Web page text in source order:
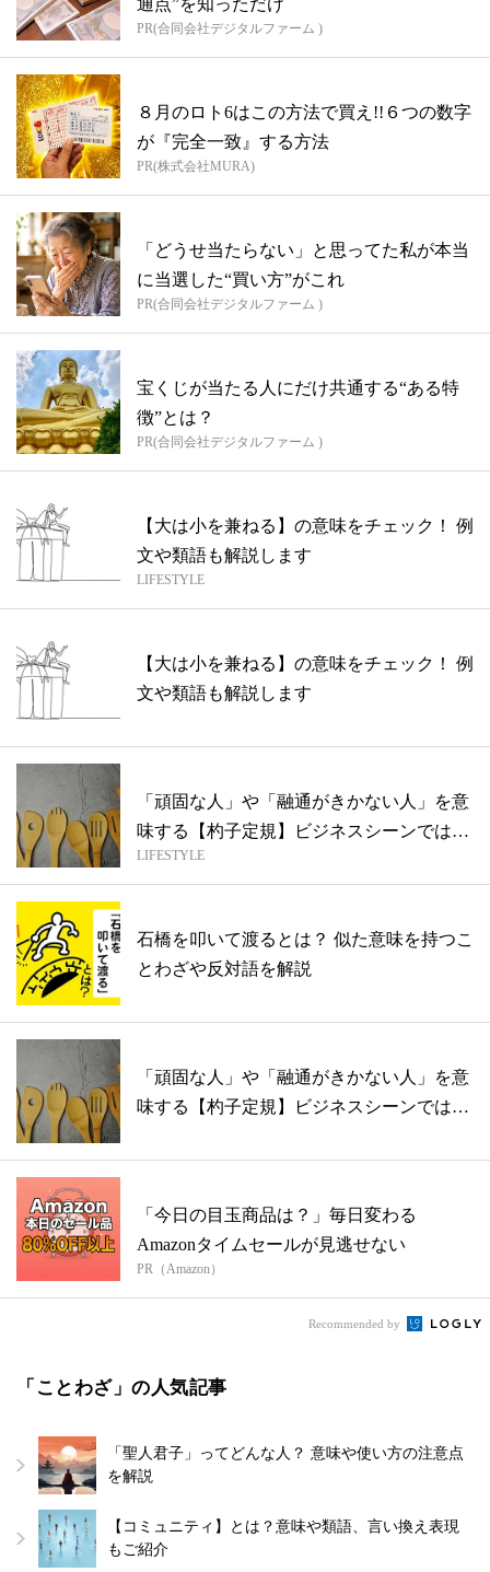
PR(合同会社デジタルファーム )
８月のロト6はこの方法で買え!!６つの数字
が『完全一致』する方法
PR(株式会社MURA)
「どうせ当たらない」と思ってた私が本当
に当選した“買い方”がこれ
PR(合同会社デジタルファーム )
宝くじが当たる人にだけ共通する“ある特
徴”とは？
PR(合同会社デジタルファーム )
【大は小を兼ねる】の意味をチェック！ 例
文や類語も解説します
LIFESTYLE
【大は小を兼ねる】の意味をチェック！ 例
文や類語も解説します
「頑固な人」や「融通がきかない人」を意
味する【杓子定規】ビジネスシーンではど
う使...
LIFESTYLE
石橋を叩いて渡るとは？ 似た意味を持つこ
とわざや反対語を解説
「頑固な人」や「融通がきかない人」を意
味する【杓子定規】ビジネスシーンではど
「今日の目玉商品は？」毎日変わる
Amazonタイムセールが見逃せない
PR（Amazon）
Recommended by
「ことわざ」の人気記事
「聖人君子」ってどんな人？ 意味や使い方の注意点
を解説
【コミュニティ】とは？意味や類語、言い換え表現
もご紹介